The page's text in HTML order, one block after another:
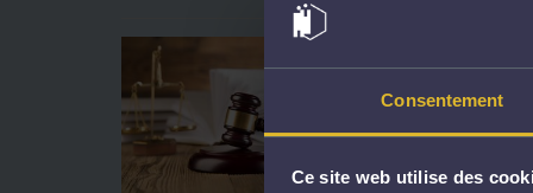
Consentement
Ce site web utilise des
QUELS RECOURS
ParJeremy MAINGUYle
Vous rentrez chez vous
fenêtre, une lucarne,